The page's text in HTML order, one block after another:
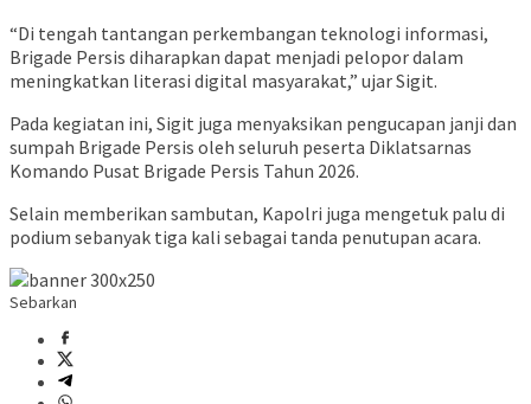
“Di tengah tantangan perkembangan teknologi informasi,
Brigade Persis diharapkan dapat menjadi pelopor dalam
meningkatkan literasi digital masyarakat,” ujar Sigit.
Pada kegiatan ini, Sigit juga menyaksikan pengucapan janji dan
sumpah Brigade Persis oleh seluruh peserta Diklatsarnas
Komando Pusat Brigade Persis Tahun 2026.
Selain memberikan sambutan, Kapolri juga mengetuk palu di
podium sebanyak tiga kali sebagai tanda penutupan acara.
Sebarkan